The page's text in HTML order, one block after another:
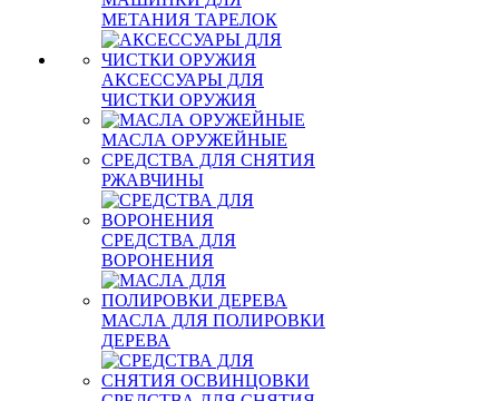
МЕТАНИЯ ТАРЕЛОК
АКСЕССУАРЫ ДЛЯ
ЧИСТКИ ОРУЖИЯ
МАСЛА ОРУЖЕЙНЫЕ
СРЕДСТВА ДЛЯ СНЯТИЯ
РЖАВЧИНЫ
СРЕДСТВА ДЛЯ
ВОРОНЕНИЯ
МАСЛА ДЛЯ ПОЛИРОВКИ
ДЕРЕВА